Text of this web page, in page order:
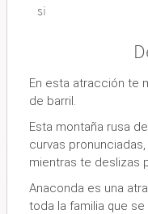
si
En esta atracción te
de barril.
Esta montaña rusa
curvas
mientras te deslizas
Anaconda es una
toda la familia que